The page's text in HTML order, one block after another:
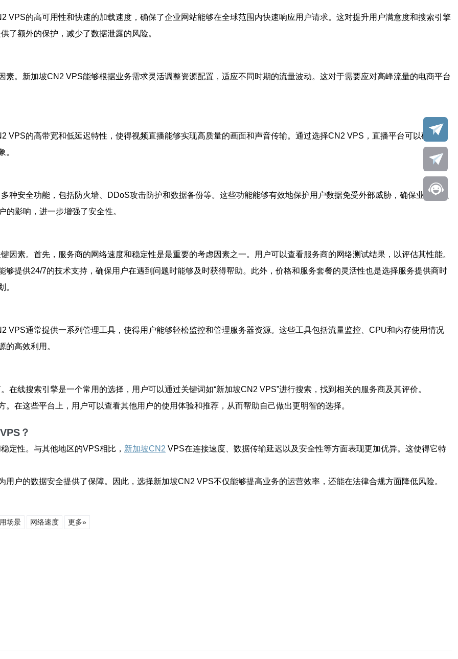
VPS的高可用性和快速的加载速度，确保了企业网站能够在全球范围内快速响应用户请求。这对提升用户满意度和搜索引擎
了额外的保护，减少了数据泄露的风险。
。新加坡CN2 VPS能够根据业务需求灵活调整资源配置，适应不同时期的流量波动。这对于需要应对高峰流量的电商平台
VPS的高带宽和低延迟特性，使得视频直播能够实现高质量的画面和声音传输。通过选择CN2 VPS，直播平台可以确保观
。
种安全功能，包括防火墙、DDoS攻击防护和数据备份等。这些功能能够有效地保护用户数据免受外部威胁，确保业务可以
影响，进一步增强了安全性。
因素。首先，服务商的网络速度和稳定性是最重要的考虑因素之一。用户可以查看服务商的网络测试结果，以评估其性能。
提供24/7的技术支持，确保用户在遇到问题时能够及时获得帮助。此外，价格和服务套餐的灵活性也是选择服务提供商时
。
VPS通常提供一系列管理工具，使得用户能够轻松监控和管理服务器资源。这些工具包括流量监控、CPU和内存使用情况
的高效利用。
线搜索引擎是一个常用的选择，用户可以通过关键词如“新加坡CN2 VPS”进行搜索，找到相关的服务商及其评价。
在这些平台上，用户可以查看其他用户的使用体验和推荐，从而帮助自己做出更明智的选择。
？
定性。与其他地区的VPS相比， 新加坡CN2 VPS在连接速度、数据传输延迟以及安全性等方面表现更加优异。这使得它特
户的数据安全提供了保障。因此，选择新加坡CN2 VPS不仅能够提高业务的运营效率，还能在法律合规方面降低风险。
场景 网络速度 更多»